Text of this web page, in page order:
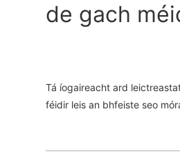
de gach
Tá íogaireacht ard
féidir leis an bhfeiste seo